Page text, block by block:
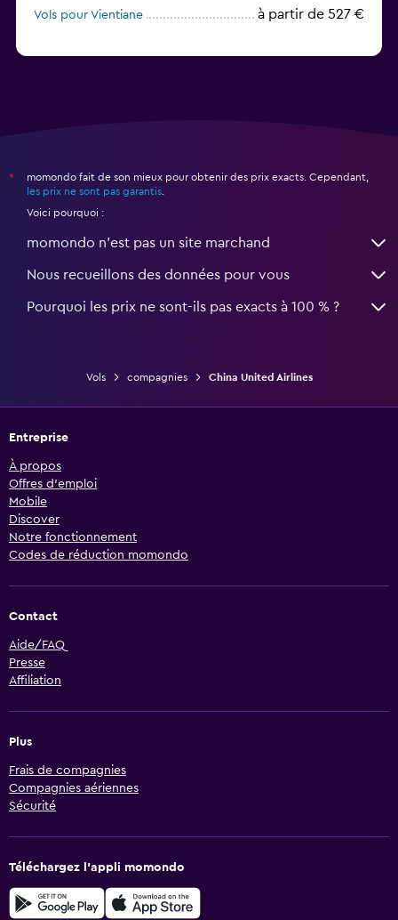
Vols pour Vientiane à partir de 527 €
*
momondo fait de son mieux pour obtenir des prix exacts. Cependant,
les prix ne sont pas garantis
Voici pourquoi :
momondo n'est pas un site marchand
Nous recueillons des données pour vous
Pourquoi les prix ne sont-ils pas exacts à 100 % ?
Vols compagnies China United Airlines
Entreprise
À propos
Offres d’emploi
Mobile
Discover
Notre fonctionnement
Codes de réduction momondo
Contact
Aide/FAQ
Presse
Affiliation
Plus
Frais de compagnies
Compagnies aériennes
Sécurité
Téléchargez l’appli momondo